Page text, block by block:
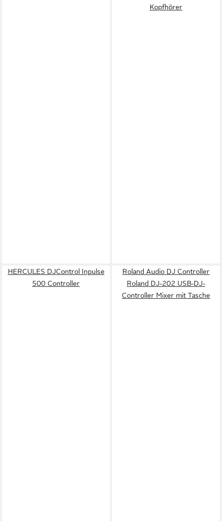
Kopfhörer
HERCULES DJControl Inpulse
500 Controller
Roland Audio DJ Controller
Roland DJ-202 USB-DJ-
Controller Mixer mit Tasche